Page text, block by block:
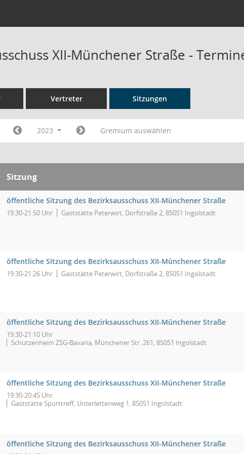
XII-Münchener Straße -
Vertreter Sitzungen
2023 Gremium auswählen
Sitzung
öffentliche Sitzung des Bezirksausschuss XII-Münchener Straße
19:30-21:50 Uhr Gaststätte Peterwirt, Dorfstraße 2, 85051 Ingolstadt
öffentliche Sitzung des Bezirksausschuss XII-Münchener Straße
19:30-21:26 Uhr Gaststätte Peterwirt, Dorfstraße 2, 85051 Ingolstadt
öffentliche Sitzung des Bezirksausschuss XII-Münchener Straße
19:30-21:10 Uhr
Schützenheim ZSG-Bavaria, Münchener Str. 261, 85051 Ingolstadt
öffentliche Sitzung des Bezirksausschuss XII-Münchener Straße
19:30-20:45 Uhr
Gaststätte Sporttreff, Unterlettenweg 1, 85051 Ingolstadt
öffentliche Sitzung des Bezirksausschuss XII-Münchener Straße